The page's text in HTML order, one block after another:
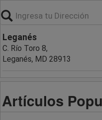
Leganés
C. Río Toro 8,
Leganés, MD 28913
Artículos